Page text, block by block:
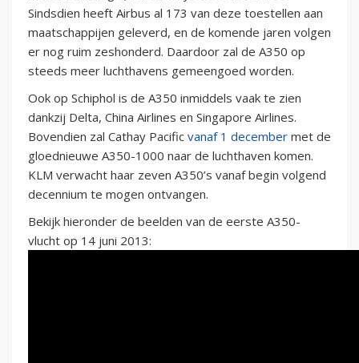
Sindsdien heeft Airbus al 173 van deze toestellen aan
maatschappijen geleverd, en de komende jaren volgen
er nog ruim zeshonderd. Daardoor zal de A350 op
steeds meer luchthavens gemeengoed worden.
Ook op Schiphol is de A350 inmiddels vaak te zien
dankzij Delta, China Airlines en Singapore Airlines.
Bovendien zal Cathay Pacific vanaf 1 december met de
gloednieuwe A350-1000 naar de luchthaven komen.
KLM verwacht haar zeven A350’s vanaf begin volgend
decennium te mogen ontvangen.
Bekijk hieronder de beelden van de eerste A350-
vlucht op 14 juni 2013: